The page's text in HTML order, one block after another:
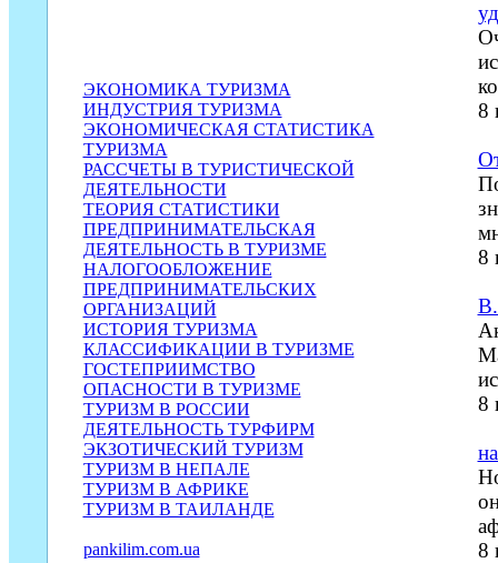
ЭКОНОМИКА ТУРИЗМА
ИНДУСТРИЯ ТУРИЗМА
ЭКОНОМИЧЕСКАЯ СТАТИСТИКА
ТУРИЗМА
РАССЧЕТЫ В ТУРИСТИЧЕСКОЙ
ДЕЯТЕЛЬНОСТИ
ТЕОРИЯ СТАТИСТИКИ
ПРЕДПРИНИМАТЕЛЬСКАЯ
ДЕЯТЕЛЬНОСТЬ В ТУРИЗМЕ
НАЛОГООБЛОЖЕНИЕ
ПРЕДПРИНИМАТЕЛЬСКИХ
ОРГАНИЗАЦИЙ
ИСТОРИЯ ТУРИЗМА
КЛАССИФИКАЦИИ В ТУРИЗМЕ
ГОСТЕПРИИМСТВО
ОПАСНОСТИ В ТУРИЗМЕ
ТУРИЗМ В РОССИИ
ДЕЯТЕЛЬНОСТЬ ТУРФИРМ
ЭКЗОТИЧЕСКИЙ ТУРИЗМ
ТУРИЗМ В НЕПАЛЕ
ТУРИЗМ В АФРИКЕ
ТУРИЗМ В ТАИЛАНДЕ
pankilim.com.ua
8
8
8
8